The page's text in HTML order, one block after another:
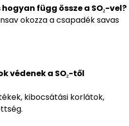
hogyan függ össze a SO₂-vel?
okozza a csapadék savas
védenek a SO₂-től
kibocsátási korlátok,